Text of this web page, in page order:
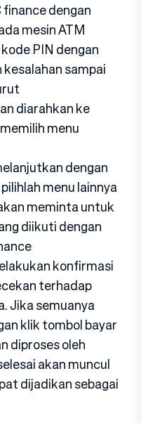
finance dengan
mesin ATM
PIN dengan
sampai
diarahkan ke
menu
dengan
menu lainnya
meminta untuk
diikuti dengan
konfirmasi
terhadap
Jika semuanya
klik tombol bayar
diproses oleh
akan muncul
dijadikan sebagai